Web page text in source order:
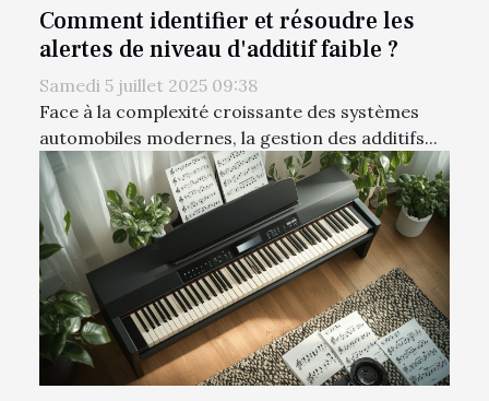
Comment identifier et résoudre les
alertes de niveau d'additif faible ?
Samedi 5 juillet 2025 09:38
Face à la complexité croissante des systèmes
automobiles modernes, la gestion des additifs...